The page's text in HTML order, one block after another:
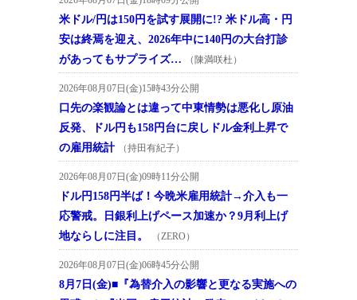
米ドル/円は150円を試す展開に!? 米ドル高・円
安は終焉を迎え、2026年中に140円の大台打診
があってもサプライズ…
（陳満咲杜）
2026年08月07日(金)15時43分公開
口先の楽観論とは違って中東情勢は悪化し原油
反発、ドル円も158円台に戻しドル金利上昇で
の雇用統計
（持田有紀子）
2026年08月07日(金)09時11分公開
ドル円158円半ば！今晩米雇用統計→介入も一
応警戒。日銀利上げペース加速か？9月利上げ
地ならしに注目。
（ZERO）
2026年08月07日(金)06時45分公開
8月7日(金)■『為替介入の影響と更なる実施への